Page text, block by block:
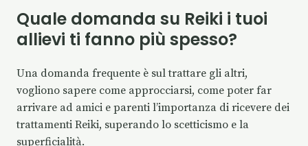
Quale domanda su Reiki i tuoi
allievi ti fanno più spesso?
Una domanda frequente è sul trattare gli altri,
vogliono sapere come approcciarsi, come poter far
arrivare ad amici e parenti l’importanza di ricevere dei
trattamenti Reiki, superando lo scetticismo e la
superficialità.